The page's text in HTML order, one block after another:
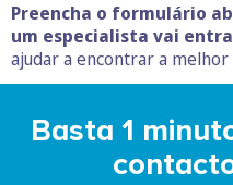
Preencha o formulário
um especialista vai
ajudar a encontrar a melhor
Basta 1